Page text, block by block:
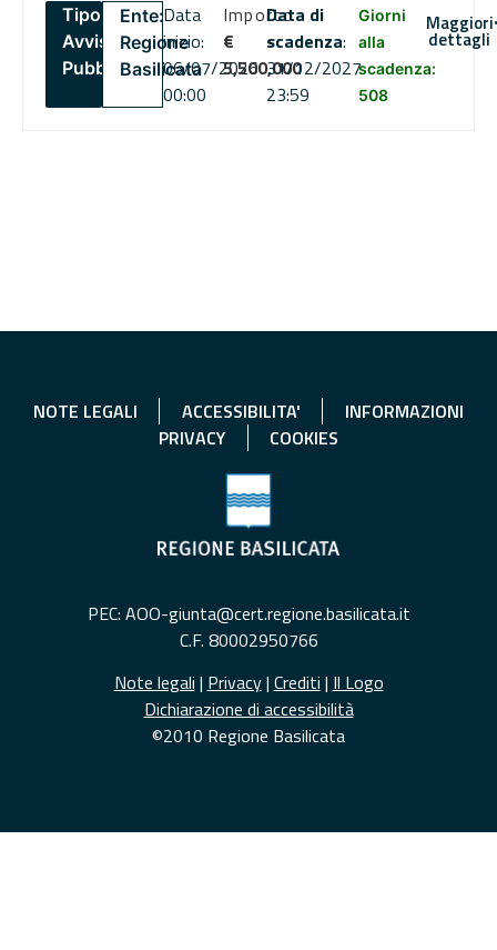
Tipo:
Avviso
Pubblico
Ente:
Regione
Basilicata
Data
inizio:
06/07/2026
00:00
Importo
€
5,500,000
Data di
scadenza:
31/12/2027
23:59
Giorni
alla
scadenza:
508
Maggiori
dettagli
NOTE LEGALI ACCESSIBILITA'
INFORMAZIONI
PRIVACY
COOKIES
PEC: AOO-giunta@cert.regione.basilicata.it
C.F. 80002950766
Note legali | Privacy| Crediti | Il Logo
Dichiarazione di accessibilità
©2010 Regione Basilicata